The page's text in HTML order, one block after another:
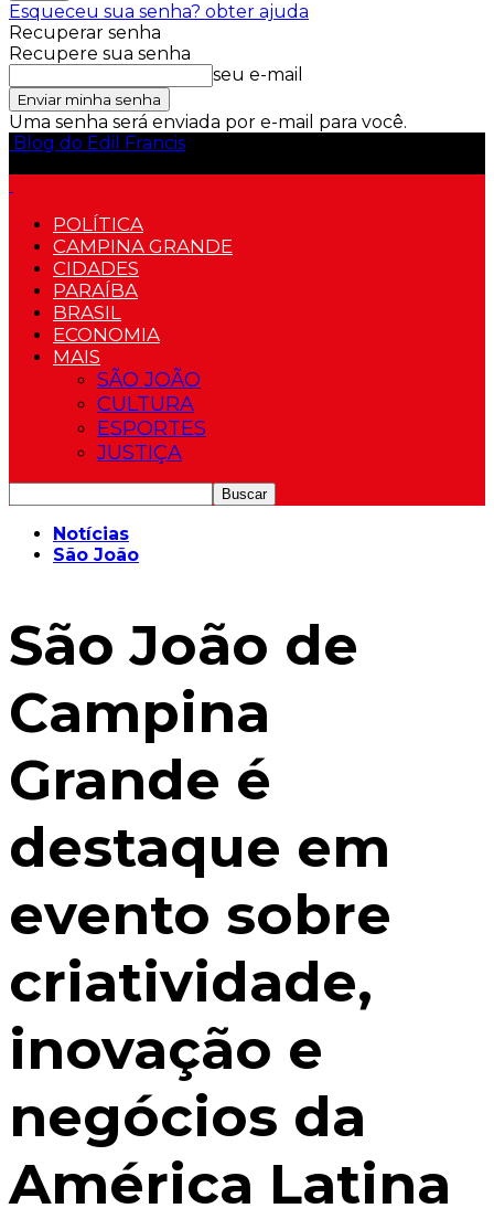
Esqueceu sua senha? obter ajuda
Recuperar senha
Recupere sua senha
seu e-mail
Uma senha será enviada por e-mail para você.
Blog do Edil Francis
POLÍTICA
CAMPINA GRANDE
CIDADES
PARAÍBA
BRASIL
ECONOMIA
MAIS
SÃO JOÃO
CULTURA
ESPORTES
JUSTIÇA
Notícias
São João
São João de
Campina
Grande é
destaque em
evento sobre
criatividade,
inovação e
negócios da
América Latina